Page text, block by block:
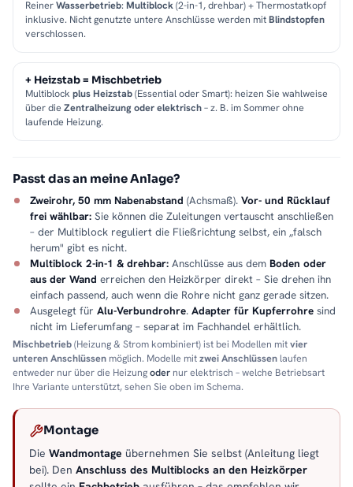
ReinerWasserbetrieb: Multiblock(2-in-1, drehbar) + Thermostatkopf
inklusive. Nicht genutzte untere Anschlüsse werden mitBlindstopfen
verschlossen.
+ Heizstab = Mischbetrieb
Multiblock plus Heizstab(Essential oder Smart): heizen Sie wahlweise
über die Zentralheizung oder elektrisch– z. B. im Sommer ohne
laufende Heizung.
Passt das an meine Anlage?
Zweirohr, 50 mm Nabenabstand (Achsmaß). Vor- und Rücklauf
frei wählbar: Sie können die Zuleitungen vertauscht anschließen
– der Multiblock reguliert die Fließrichtung selbst, ein „falsch
herum" gibt es nicht.
Multiblock 2-in-1 & drehbar: Anschlüsse aus dem Boden oder
aus der Wand erreichen den Heizkörper direkt – Sie drehen ihn
einfach passend, auch wenn die Rohre nicht ganz gerade sitzen.
Ausgelegt für Alu-Verbundrohre. Adapter für Kupferrohre sind
nicht im Lieferumfang – separat im Fachhandel erhältlich.
Mischbetrieb(Heizung & Strom kombiniert) ist bei Modellen mitvier
unteren Anschlüssen möglich. Modelle mitzwei Anschlüssen laufen
entweder nur über die Heizungoder nur elektrisch – welche Betriebsart
Ihre Variante unterstützt, sehen Sie oben im Schema.
Montage
Die Wandmontage übernehmen Sie selbst (Anleitung liegt
bei). Den Anschluss des Multiblocks an den Heizkörper